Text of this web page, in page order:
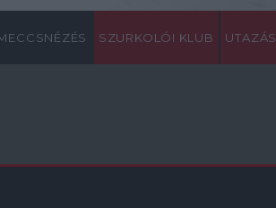
SZURKOLÓI KLUB UTAZÁS